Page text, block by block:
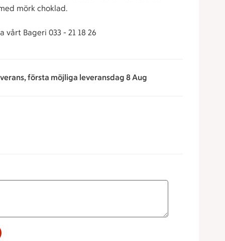
mörk choklad.
Bageri 033 - 21 18 26
första möjliga leveransdag 8 Aug
för att minska eller öka värdet, eller ange ett värde